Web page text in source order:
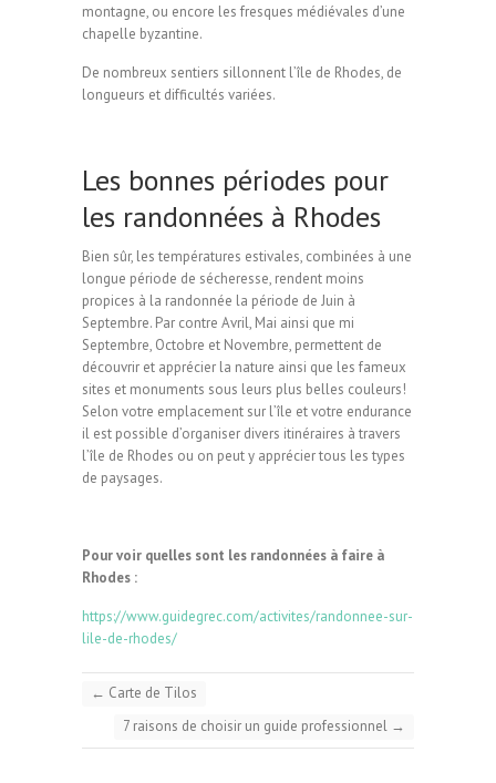
montagne, ou encore les fresques médiévales d’une
chapelle byzantine.
De nombreux sentiers sillonnent l’île de Rhodes, de
longueurs et difficultés variées.
Les bonnes périodes pour
les randonnées à Rhodes
Bien sûr, les températures estivales, combinées à une
longue période de sécheresse, rendent moins
propices à la randonnée la période de Juin à
Septembre. Par contre Avril, Mai ainsi que mi
Septembre, Octobre et Novembre, permettent de
découvrir et apprécier la nature ainsi que les fameux
sites et monuments sous leurs plus belles couleurs!
Selon votre emplacement sur l’île et votre endurance
il est possible d’organiser divers itinéraires à travers
l’île de Rhodes ou on peut y apprécier tous les types
de paysages.
Pour voir quelles sont les randonnées à faire à
Rhodes :
https://www.guidegrec.com/activites/randonnee-sur-
lile-de-rhodes/
← Carte de Tilos
7 raisons de choisir un guide professionnel →